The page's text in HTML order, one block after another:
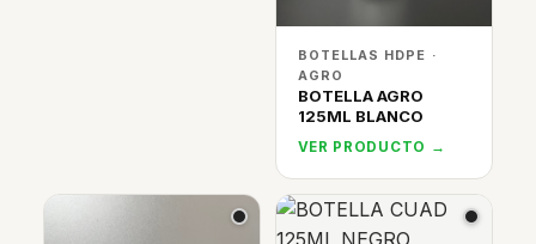
BOTELLAS HDPE ·
AGRO
BOTELLA AGRO
125ML BLANCO
VER PRODUCTO →